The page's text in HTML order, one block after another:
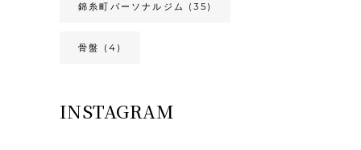
錦糸町パーソナルジム (35)
骨盤 (4)
INSTAGRAM